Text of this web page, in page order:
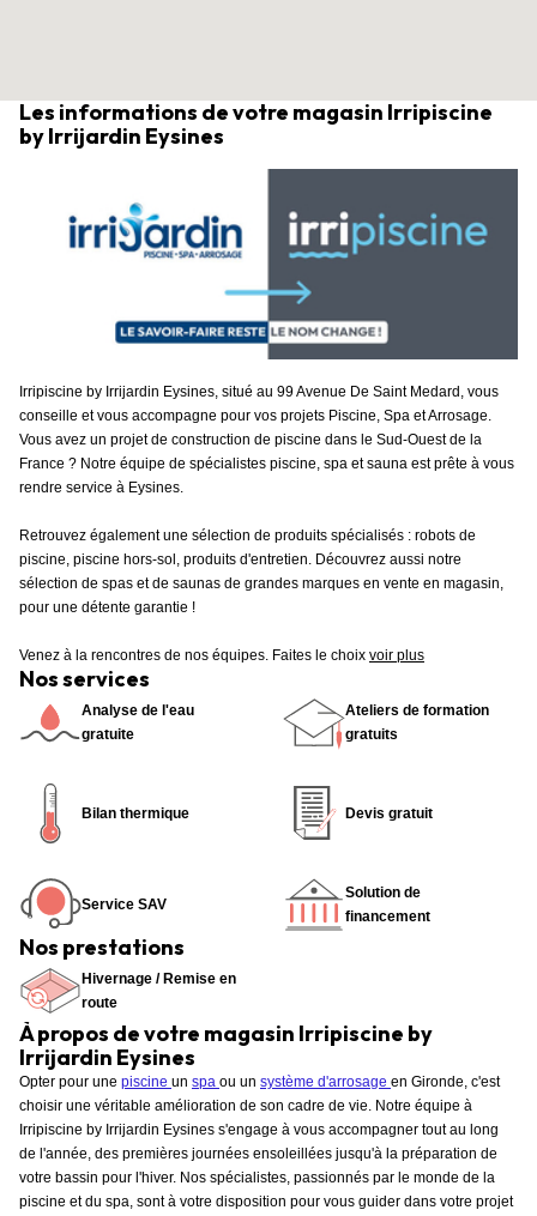
Les informations de votre magasin Irripiscine
by Irrijardin Eysines
Irripiscine by Irrijardin Eysines, situé au 99 Avenue De Saint Medard, vous
conseille et vous accompagne pour vos projets Piscine, Spa et Arrosage.
Vous avez un projet de construction de piscine dans le Sud-Ouest de la
France ? Notre équipe de spécialistes piscine, spa et sauna est prête à vous
rendre service à Eysines.
Retrouvez également une sélection de produits spécialisés : robots de
piscine, piscine hors-sol, produits d'entretien. Découvrez aussi notre
sélection de spas et de saunas de grandes marques en vente en magasin,
pour une détente garantie !
Venez à la rencontres de nos équipes. Faites le choix voir plus
Nos services
Analyse de l'eau
gratuite
Ateliers de formation
gratuits
Bilan thermique Devis gratuit
Service SAV
Solution de
financement
Nos prestations
Hivernage / Remise en
route
À propos de votre magasin Irripiscine by
Irrijardin Eysines
Opter pour une piscine un spa ou un système d'arrosage en Gironde, c'est
choisir une véritable amélioration de son cadre de vie. Notre équipe à
Irripiscine by Irrijardin Eysines s'engage à vous accompagner tout au long
de l'année, des premières journées ensoleillées jusqu'à la préparation de
votre bassin pour l'hiver. Nos spécialistes, passionnés par le monde de la
piscine et du spa, sont à votre disposition pour vous guider dans votre projet